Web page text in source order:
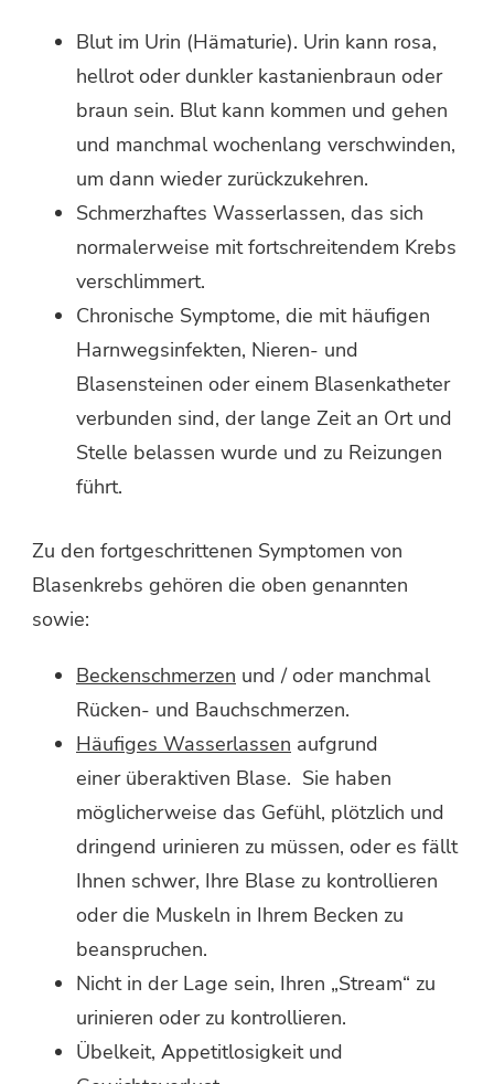
Blut im Urin (Hämaturie). Urin kann rosa,
hellrot oder dunkler kastanienbraun oder
braun sein. Blut kann kommen und gehen
und manchmal wochenlang verschwinden,
um dann wieder zurückzukehren.
Schmerzhaftes Wasserlassen, das sich
normalerweise mit fortschreitendem Krebs
verschlimmert.
Chronische Symptome, die mit häufigen
Harnwegsinfekten, Nieren- und
Blasensteinen oder einem Blasenkatheter
verbunden sind, der lange Zeit an Ort und
Stelle belassen wurde und zu Reizungen
führt.
Zu den fortgeschrittenen Symptomen von
Blasenkrebs gehören die oben genannten
sowie:
Beckenschmerzen und / oder manchmal
Rücken- und Bauchschmerzen.
Häufiges Wasserlassen aufgrund
einer überaktiven Blase. Sie haben
möglicherweise das Gefühl, plötzlich und
dringend urinieren zu müssen, oder es fällt
Ihnen schwer, Ihre Blase zu kontrollieren
oder die Muskeln in Ihrem Becken zu
beanspruchen.
Nicht in der Lage sein, Ihren „Stream“ zu
urinieren oder zu kontrollieren.
Übelkeit, Appetitlosigkeit und